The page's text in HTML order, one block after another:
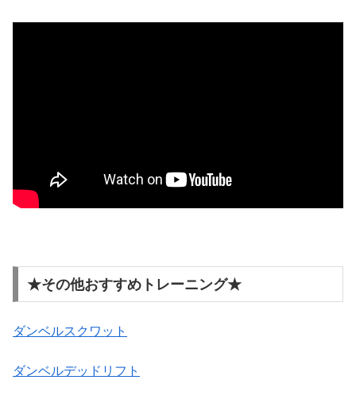
★その他おすすめトレーニング★
ダンベルスクワット
ダンベルデッドリフト